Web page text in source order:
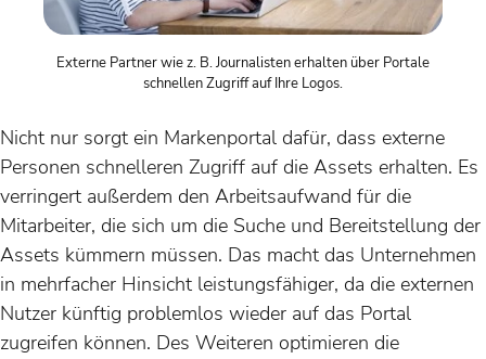
Externe Partner wie z. B. Journalisten erhalten über Portale
schnellen Zugriff auf Ihre Logos.
Nicht nur sorgt ein Markenportal dafür, dass externe
Personen schnelleren Zugriff auf die Assets erhalten. Es
verringert außerdem den Arbeitsaufwand für die
Mitarbeiter, die sich um die Suche und Bereitstellung der
Assets kümmern müssen. Das macht das Unternehmen
in mehrfacher Hinsicht leistungsfähiger, da die externen
Nutzer künftig problemlos wieder auf das Portal
zugreifen können. Des Weiteren optimieren die